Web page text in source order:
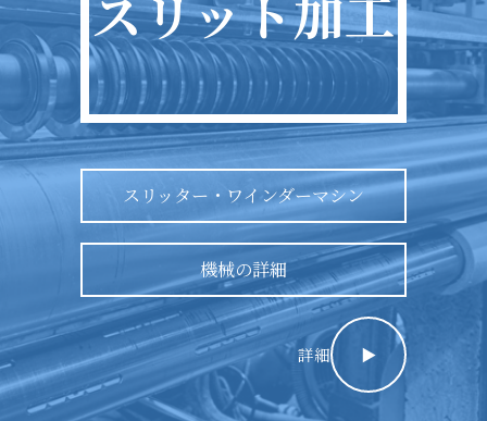
スリッター・ワインダーマシン
機械の詳細
詳細 ▶︎